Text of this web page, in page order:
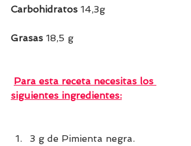
Carbohidratos 14,3g
Grasas 18,5 g
Para esta receta necesitas los
siguientes ingredientes:
3 g de Pimienta negra.